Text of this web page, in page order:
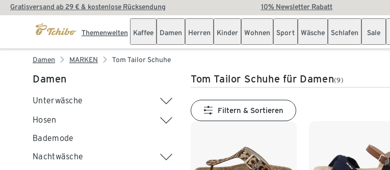
Gratisversand ab 29 € & kostenlose Rücksendung 10% Newsletter Rabatt
Themenwelten Kaffee Damen Herren Kinder Wohnen Sport Wäsche Schlafen Sale
Damen MARKEN Tom Tailor Schuhe
Damen
Unterwäsche
Hosen
Bademode
Nachtwäsche
Tom Tailor Schuhe für Damen(9)
Filtern & Sortieren